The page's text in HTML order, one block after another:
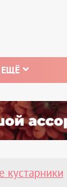
ЕЩЁ
кустарники